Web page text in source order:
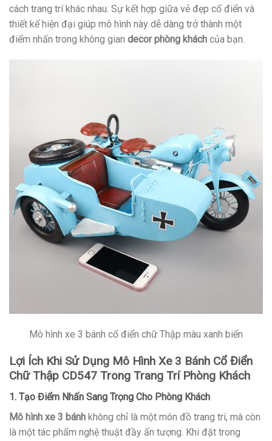
cách trang trí khác nhau. Sự kết hợp giữa vẻ đẹp cổ điển và
thiết kế hiện đại giúp mô hình này dễ dàng trở thành một
điểm nhấn trong không gian decor phòng khách của bạn.
Mô hình xe 3 bánh cổ điển chữ Thập màu xanh biển
Lợi Ích Khi Sử Dụng Mô Hình Xe 3 Bánh Cổ Điển
Chữ Thập CD547 Trong Trang Trí Phòng Khách
1. Tạo Điểm Nhấn Sang Trọng Cho Phòng Khách
Mô hình xe 3 bánh không chỉ là một món đồ trang trí, mà còn
là một tác phẩm nghệ thuật đầy ấn tượng. Khi đặt trong